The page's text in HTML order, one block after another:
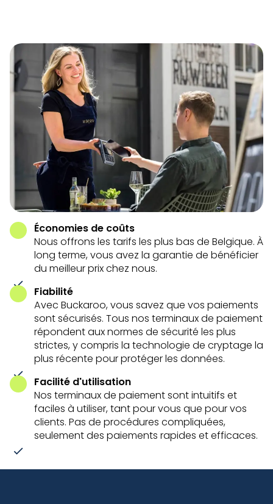
Économies de coûts
Nous offrons les tarifs les plus bas de Belgique. À
long terme, vous avez la garantie de bénéficier
du meilleur prix chez nous.
Fiabilité
Avec Buckaroo, vous savez que vos paiements
sont sécurisés. Tous nos terminaux de paiement
répondent aux normes de sécurité les plus
strictes, y compris la technologie de cryptage la
plus récente pour protéger les données.
Facilité d'utilisation
Nos terminaux de paiement sont intuitifs et
faciles à utiliser, tant pour vous que pour vos
clients. Pas de procédures compliquées,
seulement des paiements rapides et efficaces.